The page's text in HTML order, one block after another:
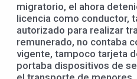
migratorio, el ahora
licencia como conductor,
autorizado para realizar
remunerado, no contaba
vigente, tampoco tarjeta
portaba dispositivos de